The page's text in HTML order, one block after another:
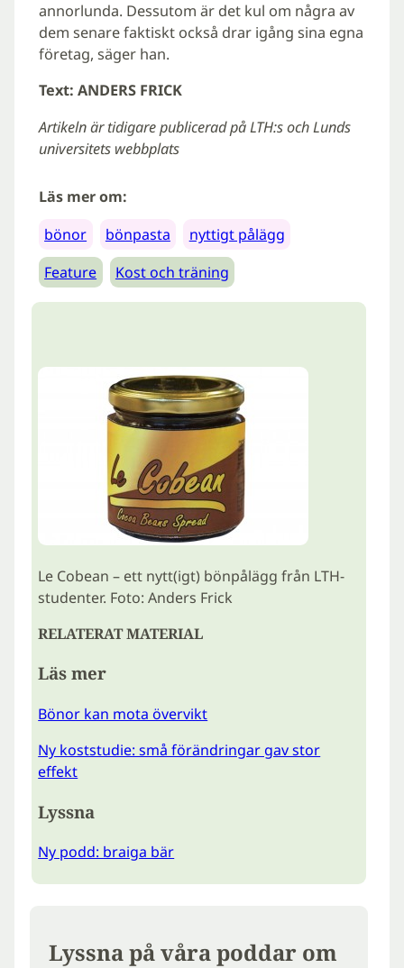
annorlunda. Dessutom är det kul om några av
dem senare faktiskt också drar igång sina egna
företag, säger han.
Text: ANDERS FRICK
Artikeln är tidigare publicerad på LTH:s och Lunds
universitets webbplats
Läs mer om:
bönor
bönpasta
nyttigt pålägg
Feature
Kost och träning
Le Cobean – ett nytt(igt) bönpålägg från LTH-
studenter. Foto: Anders Frick
RELATERAT MATERIAL
Läs mer
Bönor kan mota övervikt
Ny koststudie: små förändringar gav stor
effekt
Lyssna
Ny podd: braiga bär
Lyssna på våra poddar om